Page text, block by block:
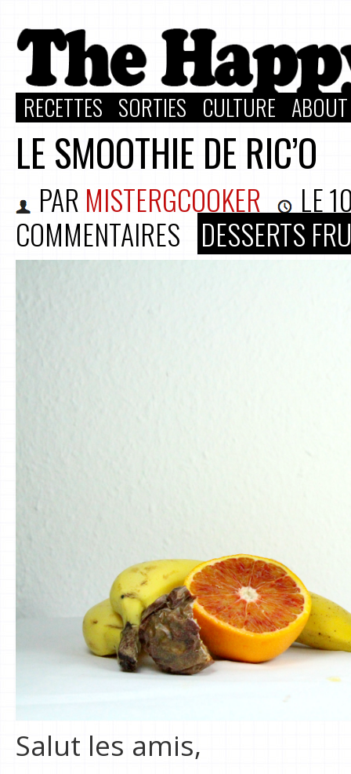
RECETTES SORTIES CULTURE
LE SMOOTHIE DE RIC’O
PAR MISTERGCOOKER LE
COMMENTAIRES DESSERTS
Salut les amis,